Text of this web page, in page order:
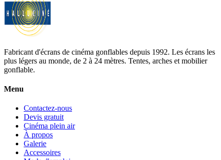
Fabricant d'écrans de cinéma gonflables depuis 1992. Les écrans les
plus légers au monde, de 2 à 24 mètres. Tentes, arches et mobilier
gonflable.
Menu
Contactez-nous
Devis gratuit
Cinéma plein air
À propos
Galerie
Accessoires